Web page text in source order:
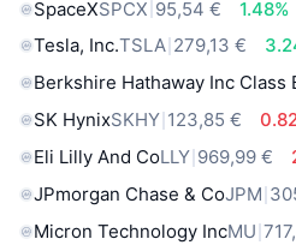
SpaceXSPCX 95,54 €
1.48%
Tesla, Inc.TSLA 279,13 €
Berkshire Hathaway Inc Class
SK HynixSKHY 123,85 €
Eli Lilly And CoLLY 969,99 €
JPmorgan Chase & CoJPM
Micron Technology IncMU